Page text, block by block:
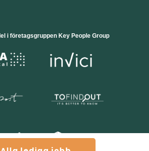
i företagsgruppen Key People Group